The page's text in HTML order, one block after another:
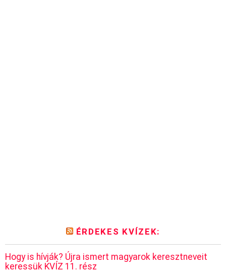
ÉRDEKES KVÍZEK:
Hogy is hívják? Újra ismert magyarok keresztneveit
keressük KVÍZ 11. rész